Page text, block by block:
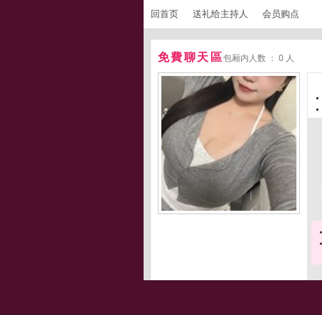
回首页 送礼给主持人 会员购点
免費聊天區包厢内人数 ： 0 人